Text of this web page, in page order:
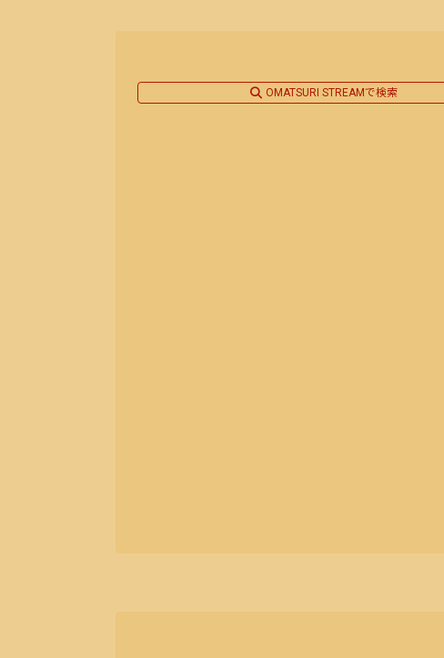
OMATSURI STREAMで検索